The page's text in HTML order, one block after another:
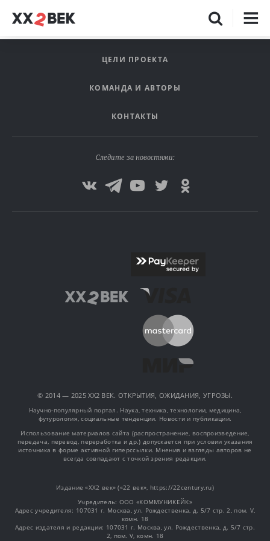
ЦЕЛИ ПРОЕКТА
КОМАНДА И АВТОРЫ
КОНТАКТЫ
Следите за новостями:
© 2014 — 2025 XX2 ВЕК. ОТКРЫТИЯ, ОЖИДАНИЯ, УГРОЗЫ.
Научно-популярный портал. Наука, техника, технологии, медицина,
футурология, социальные тенденции. Новости и публикации.
Использование материалов сайта (распространение, воспроизведение,
передача, перевод, переработка и др.) допускается при условии указания
источника в форме активной гиперссылки. Мнения и взгляды авторов не
всегда совпадают с точкой зрения редакции.
Издание «XX2 век» («22 век», https://22century.ru)
Учредитель: OOO «КОММУНИКЕЙК»
Адрес учредителя: 107031 г. Москва, ул. Рождественка, д. 5/7 стр. 2, пом. V,
комн. 18
Адрес издателя и редакции: 107031 г. Москва, ул. Рождественка, д. 5/7 стр.
2, пом. V, комн. 18